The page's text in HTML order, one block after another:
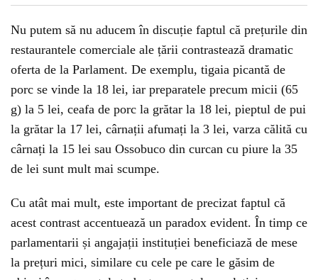
Nu putem să nu aducem în discuție faptul că prețurile din
restaurantele comerciale ale țării contrastează dramatic
oferta de la Parlament. De exemplu, tigaia picantă de
porc se vinde la 18 lei, iar preparatele precum micii (65
g) la 5 lei, ceafa de porc la grătar la 18 lei, pieptul de pui
la grătar la 17 lei, cârnații afumați la 3 lei, varza călită cu
cârnați la 15 lei sau Ossobuco din curcan cu piure la 35
de lei sunt mult mai scumpe.
Cu atât mai mult, este important de precizat faptul că
acest contrast accentuează un paradox evident. În timp ce
parlamentarii și angajații instituției beneficiază de mese
la prețuri mici, similare cu cele pe care le găsim de